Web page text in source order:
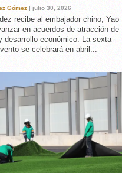
Gómez | julio 30, 2026
recibe al embajador chino, Yao
en acuerdos de atracción de
desarrollo económico. La sexta
se celebrará en abril...